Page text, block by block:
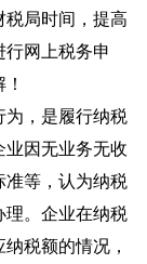
局时间，提高
网上税务申
，是履行纳税
因无业务无收
准等，认为纳税
。企业在纳税
税额的情况，